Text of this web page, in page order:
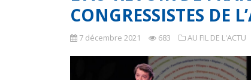
CONGRESSISTES DE
7 décembre 2021 683
AU FIL DE L'ACTU